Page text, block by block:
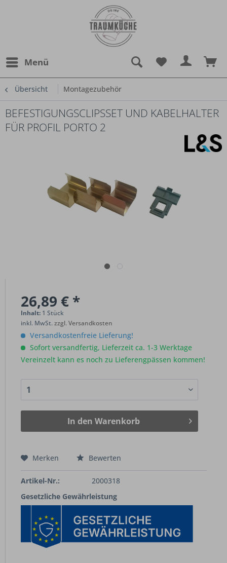
Menü
Übersicht Montagezubehör
BEFESTIGUNGSCLIPSSET UND KABELHALTER
FÜR PROFIL PORTO 2
26,89 € *
Inhalt: 1 Stück
inkl. MwSt.zzgl. Versandkosten
Versandkostenfreie Lieferung!
Sofort versandfertig, Lieferzeit ca. 1-3 Werktage
Vereinzelt kann es noch zu Lieferengpässen kommen!
In den Warenkorb
Merken Bewerten
Artikel-Nr.:
2000318
Gesetzliche Gewährleistung